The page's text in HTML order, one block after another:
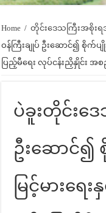
Home / တိုင်းဒေသကြီးအစိုးရ
ဝန်ကြီးချုပ် ဦးဆောင်၍ စိုက်
ပြည့်မီရေး လုပ်ငန်းညှိနှိုင်း အ
ပဲခူးတိုင်းဒေ
ဦးဆောင်
မြင့်မားရ